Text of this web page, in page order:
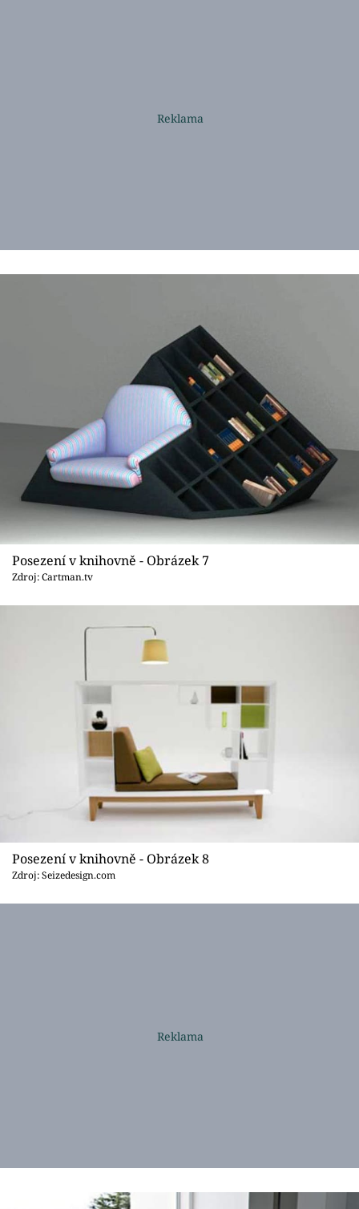
Posezení v knihovně - Obrázek 7
Zdroj: Cartman.tv
Posezení v knihovně - Obrázek 8
Zdroj: Seizedesign.com